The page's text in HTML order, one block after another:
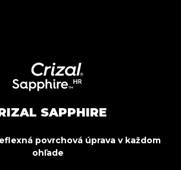
SAPPHIRE
povrchová úprava v každom
ohľade